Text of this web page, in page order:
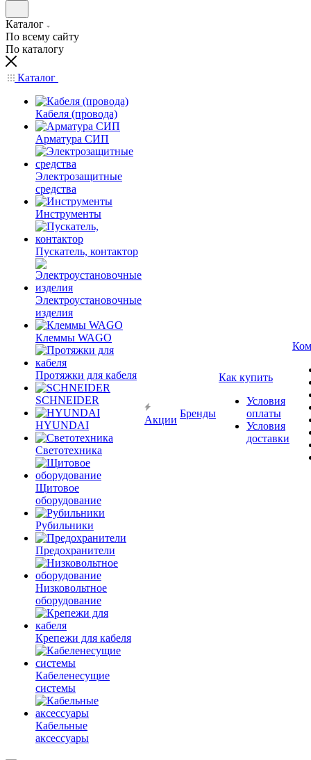
Каталог
По всему сайту
По каталогу
Каталог
Кабеля (провода)
Арматура СИП
Электрозащитные
средства
Инструменты
Пускатель, контактор
Электроустановочные
изделия
Клеммы WAGO
Протяжки для кабеля
SCHNEIDER
HYUNDAI
Светотехника
Щитовое
оборудование
Рубильники
Предохранители
Низковольтное
оборудование
Крепежи для кабеля
Кабеленесущие
системы
Кабельные
аксессуары
Акции
Бренды
Как купить
Условия
оплаты
Условия
доставки